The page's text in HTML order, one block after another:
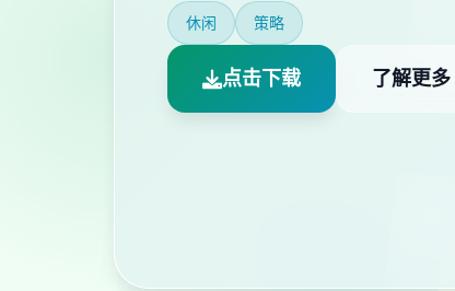
休闲 策略
点击下载 了解更多